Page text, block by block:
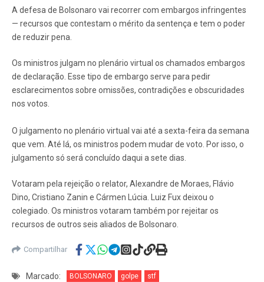
A defesa de Bolsonaro vai recorrer com embargos infringentes
— recursos que contestam o mérito da sentença e tem o poder
de reduzir pena.
Os ministros julgam no plenário virtual os chamados embargos
de declaração. Esse tipo de embargo serve para pedir
esclarecimentos sobre omissões, contradições e obscuridades
nos votos.
O julgamento no plenário virtual vai até a sexta-feira da semana
que vem. Até lá, os ministros podem mudar de voto. Por isso, o
julgamento só será concluído daqui a sete dias.
Votaram pela rejeição o relator, Alexandre de Moraes, Flávio
Dino, Cristiano Zanin e Cármen Lúcia. Luiz Fux deixou o
colegiado. Os ministros votaram também por rejeitar os
recursos de outros seis aliados de Bolsonaro.
Compartilhar
Marcado: BOLSONARO golpe stf